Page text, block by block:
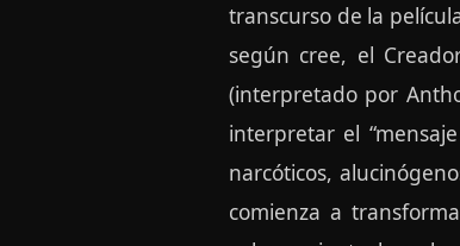
transcurso de la
según cree, el
(interpretado por
interpretar el
narcóticos,
comienza a